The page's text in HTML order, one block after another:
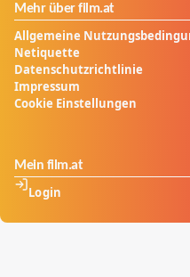
Mehr über film.at
Allgemeine
Netiquette
Datenschutzrichtlinie
Impressum
Cookie Einstellungen
Mein film.at
Login